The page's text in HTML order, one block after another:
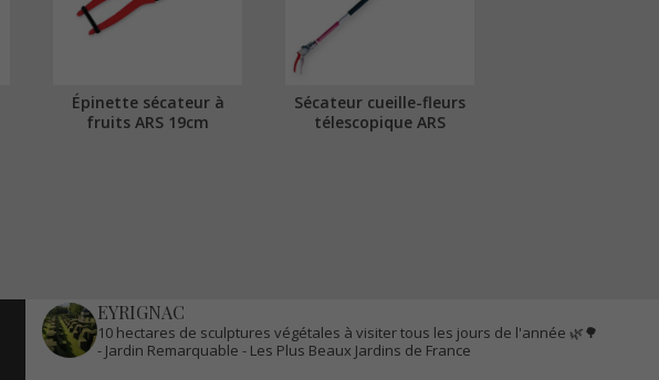
Épinette sécateur à
fruits ARS 19cm
Sécateur cueille-fleurs
télescopique ARS
EYRIGNAC
10 hectares de sculptures végétales à visiter tous les jours de l'année 🌿🌳
- Jardin Remarquable- Les Plus Beaux Jardins de France